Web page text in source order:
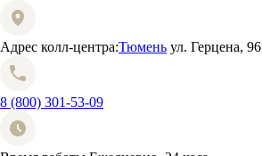
Адрес колл-центра:Тюмень ул. Герцена, 96
8 (800) 301-53-09